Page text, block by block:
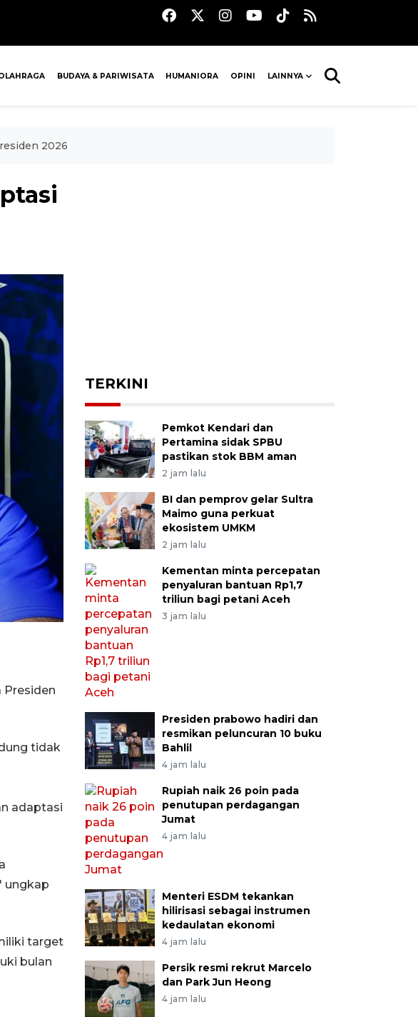
BUDAYA & PARIWISATA HUMANIORA OPINI LAINNYA
2026
tidak
adaptasi
ungkap
target
bulan
TERKINI
Pemkot Kendari dan
Pertamina sidak SPBU
pastikan stok BBM aman
2 jam lalu
BI dan pemprov gelar Sultra
Maimo guna perkuat
ekosistem UMKM
2 jam lalu
Kementan minta percepatan
penyaluran bantuan Rp1,7
triliun bagi petani Aceh
3 jam lalu
Presiden prabowo hadiri dan
resmikan peluncuran 10 buku
Bahlil
4 jam lalu
Rupiah naik 26 poin pada
penutupan perdagangan
Jumat
4 jam lalu
Menteri ESDM tekankan
hilirisasi sebagai instrumen
kedaulatan ekonomi
4 jam lalu
Persik resmi rekrut Marcelo
dan Park Jun Heong
4 jam lalu